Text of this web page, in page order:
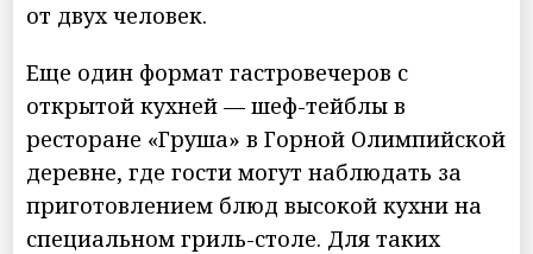
от двух человек.
Еще один формат гастровечеров с
открытой кухней — шеф-тейблы в
ресторане «Груша» в Горной Олимпийской
деревне, где гости могут наблюдать за
приготовлением блюд высокой кухни на
специальном гриль-столе. Для таких